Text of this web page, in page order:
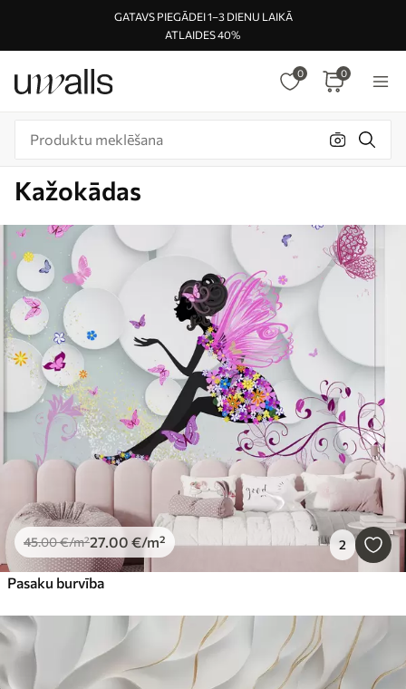
GATAVS PIEGĀDEI 1–3 DIENU LAIKĀ
ATLAIDES 40%
0 0
Kažokādas
45.00€/m²27.00 €/m² 2
Pasaku burvība